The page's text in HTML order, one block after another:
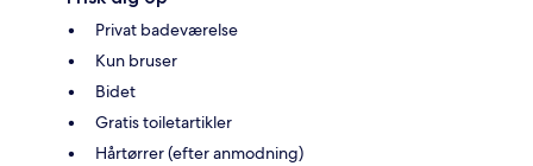
Privat badeværelse
Kun bruser
Bidet
Gratis toiletartikler
Hårtørrer (efter anmodning)